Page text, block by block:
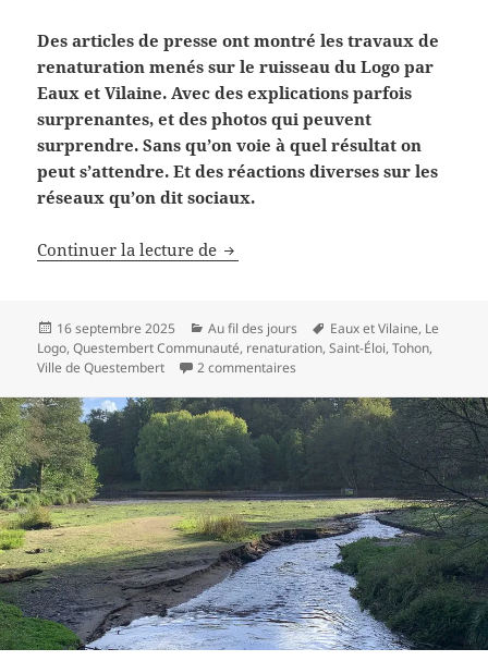
Des articles de presse ont montré les travaux de
renaturation menés sur le ruisseau du Logo par
Eaux et Vilaine. Avec des explications parfois
surprenantes, et des photos qui peuvent
surprendre. Sans qu’on voie à quel résultat on
peut s’attendre. Et des réactions diverses sur les
réseaux qu’on dit sociaux.
Continuer la lecture de Renaturer les ruisseaux
Publié
le
16 septembre 2025 Catégories
Au fil des jours
Mots-
clés
Eaux et Vilaine, Le
Logo,Questembert Communauté, renaturation,Saint-Éloi,Tohon,
Ville de Questembert
2 commentaires